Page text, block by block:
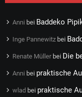
Anni bei Baddeko
Inge Pannewitz bei
Renate Müller bei Die
Anni bei praktische
wlad bei praktische